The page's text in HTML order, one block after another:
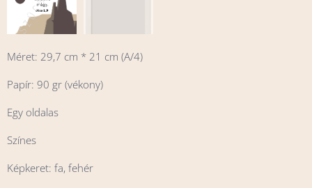
Méret: 29,7 cm * 21 cm (A/4)
Papír: 90 gr (vékony)
Egy oldalas
Színes
Képkeret: fa, fehér